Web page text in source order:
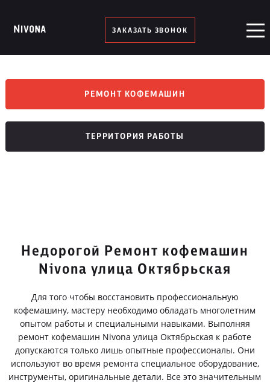
ЗАКАЗАТЬ ЗВОНОК
РЕМОНТ КОФЕМАШИН
ТЕРРИТОРИЯ РАБОТЫ
Недорогой Ремонт кофемашин
Nivona улица Октябрьская
Для того чтобы восстановить профессиональную
кофемашину, мастеру необходимо обладать многолетним
опытом работы и специальными навыками. Выполняя
ремонт кофемашин Nivona улица Октябрьская к работе
допускаются только лишь опытные профессионалы. Они
используют во время ремонта специальное оборудование,
инструменты, оригинальные детали. Все это значительным